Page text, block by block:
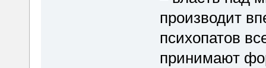
производит
психопатов
принимают